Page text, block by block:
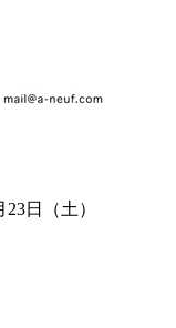
日（土）